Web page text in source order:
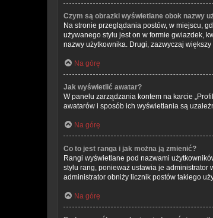
Czym są obrazki wyświetlane obok nazwy
Na stronie przeglądania postów, w miejscu,
używanego stylu jest on w formie gwiazdek,
nazwy użytkownika. Drugi, zazwyczaj
Na górę
Jak wyświetlić awatar?
W panelu zarządzania kontem na karcie
awatarów i sposób ich wyświetlania są
Na górę
Co to jest ranga i jak można ją zmienić?
Rangi wyświetlane pod nazwami
stylu rang, ponieważ ustawia je administrator
administrator obniży licznik postów takiego
Na górę